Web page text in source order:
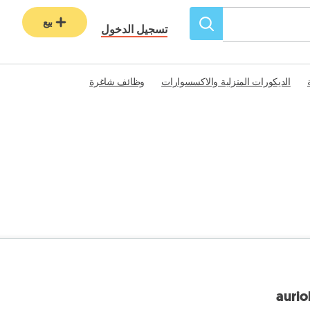
تسجيل الدخول
بيع
الديكورات المنزلية والاكسسوارات
وظائف شاغرة